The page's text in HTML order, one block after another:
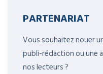
PARTENARIAT
Vous souhaitez nouer
publi-rédaction ou une
nos lecteurs ?